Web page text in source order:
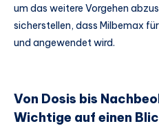
um das weitere Vorgehen
sicherstellen, dass Milbemax
und angewendet wird.
Von Dosis bis
Wichtige auf einen